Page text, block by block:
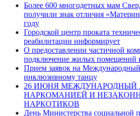
Более 600 многодетных мам
получили знак отличия
году
Городской центр проката
реабилитации информирует
О предоставлении частичной
подключение жилых помещений
Прием заявок на
инклюзивному танцу
26 ИЮНЯ МЕЖДУНАРОДНЫЙ
НАРКОМАНИЕЙ И
НАРКОТИКОВ
День Министерства социальной